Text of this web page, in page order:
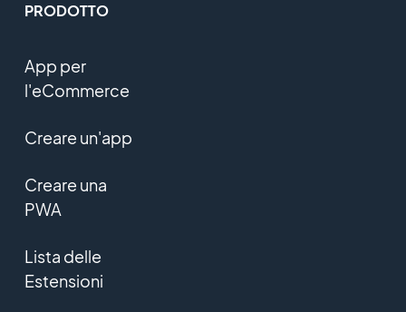
PRODOTTO
App per
l'eCommerce
Creare un'app
Creare una
PWA
Lista delle
Estensioni